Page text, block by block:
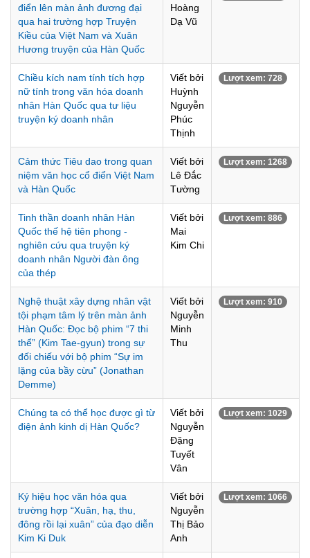
điển lên màn ảnh đương đại
qua hai trường hợp Truyện
Kiều của Việt Nam và Xuân
Hương truyện của Hàn Quốc
Hoàng
Dạ Vũ
Chiều kích nam tính tích hợp
nữ tính trong văn hóa doanh
nhân Hàn Quốc qua tư liệu
truyện ký doanh nhân
Viết bởi
Huỳnh
Nguyễn
Phúc
Thịnh
Lượt xem: 728
Cảm thức Tiêu dao trong quan
niệm văn học cổ điển Việt Nam
và Hàn Quốc
Viết bởi
Lê Đắc
Tường
Lượt xem: 1268
Tinh thần doanh nhân Hàn
Quốc thế hệ tiên phong -
nghiên cứu qua truyện ký
doanh nhân Người đàn ông
của thép
Viết bởi
Mai
Kim Chi
Lượt xem: 886
Nghệ thuật xây dựng nhân vật
tội phạm tâm lý trên màn ảnh
Hàn Quốc: Đọc bộ phim “7 thi
thể” (Kim Tae-gyun) trong sự
đối chiếu với bộ phim “Sự im
lặng của bầy cừu” (Jonathan
Demme)
Viết bởi
Nguyễn
Minh
Thu
Lượt xem: 910
Chúng ta có thể học được gì từ
điện ảnh kinh dị Hàn Quốc?
Viết bởi
Nguyễn
Đặng
Tuyết
Vân
Lượt xem: 1029
Ký hiệu học văn hóa qua
trường hợp “Xuân, hạ, thu,
đông rồi lại xuân” của đạo diễn
Kim Ki Duk
Viết bởi
Nguyễn
Thị Bảo
Anh
Lượt xem: 1066